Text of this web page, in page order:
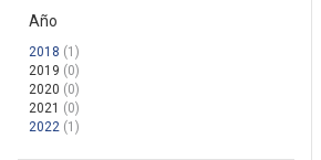
Año
2018 (1)
2019 (0)
2020 (0)
2021 (0)
2022 (1)